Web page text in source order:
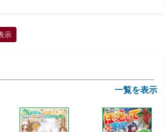
示
一覧を表示